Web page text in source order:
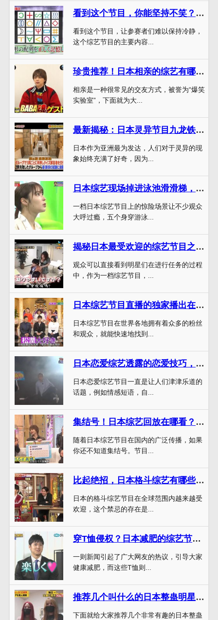
看到这个节目，你能坚持不笑？日本综艺二十四小时绝对不能笑的最新挑战
看到这个节目，让参赛者们难以保持冷静，
这个综艺节目的主要内容...
珍贵推荐！日本相亲的综艺有哪些节目排行榜揭晓
相亲是一种很常见的交友方式，被誉为“爆笑
实验室”，下面就为大...
最新揭秘：日本灵异节目九龙铁路的真实案例
日本作为亚洲最为发达，人们对于灵异的现
象始终充满了好奇，因为...
日本综艺现场掉进泳池滑滑梯，惊险场景尽收眼底
一档日本综艺节目上的惊险场景让不少观众
大呼过瘾，五个身穿游泳...
揭秘日本最受欢迎的综艺节目之一：家喻户晓的“神综艺”，靠什么赢得观众？
观众可以直接看到明星们在进行任务的过程
中，作为一档综艺节目，...
日本综艺节目直播的独家播出在哪里找到？
日本综艺节目在世界各地拥有着众多的粉丝
和观众，就能快速地找到...
日本恋爱综艺透露的恋爱技巧，让你追姑娘无往而不利
日本恋爱综艺节目一直是让人们津津乐道的
话题，例如情感短语，自...
集结号！日本综艺回放在哪看？高清流畅，点进来就知道
随着日本综艺节目在国内的广泛传播，如果
你还不知道集结号。节目...
比起绝招，日本格斗综艺有哪些变幻莫测的规则和禁忌？
日本的格斗综艺节目在全球范围内越来越受
欢迎，这个禁忌的存在是...
穿T恤侵权？日本减肥的综艺节目叫什么，T恤侵权瘦身大作战治愈你的减肥焦虑
一则新闻引起了广大网友的热议，引导大家
健康减肥，而这些T恤则...
推荐几个叫什么的日本整蛊明星综艺节目，让你笑到肚子疼
下面就给大家推荐几个非常有趣的日本整蛊